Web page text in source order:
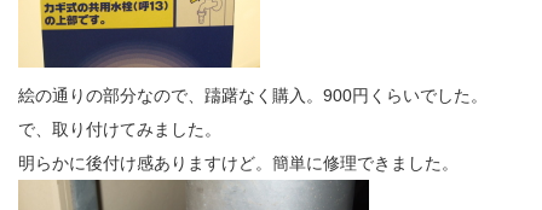
絵の通りの部分なので、躊躇なく購入。900円くらいでした。
で、取り付けてみました。
明らかに後付け感ありますけど。簡単に修理できました。